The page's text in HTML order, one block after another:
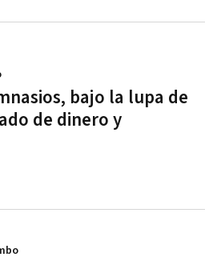
bajo la lupa de
de dinero y